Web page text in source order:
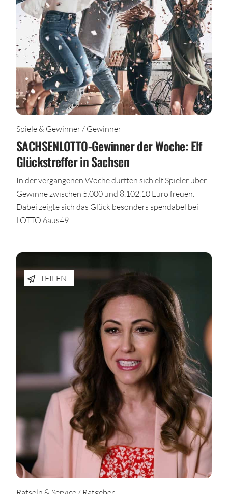
Spiele & Gewinner / Gewinner
SACHSENLOTTO-Gewinner der Woche: Elf
Glückstreffer in Sachsen
In der vergangenen Woche durften sich elf Spieler über
Gewinne zwischen 5.000 und 8.102,10 Euro freuen.
Dabei zeigte sich das Glück besonders spendabel bei
LOTTO 6aus49.
TEILEN